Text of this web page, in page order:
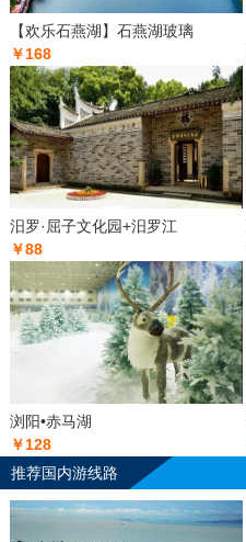
【欢乐石燕湖】石燕湖玻璃
￥168
汨罗·屈子文化园+汨罗江
￥88
浏阳•赤马湖
￥128
推荐国内游线路